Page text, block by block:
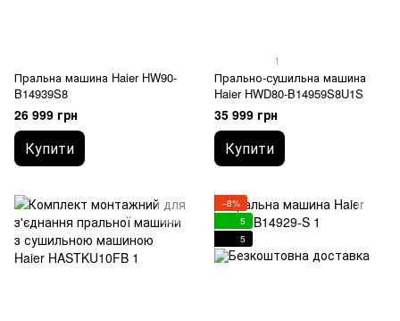
Пральна машина Haier HW90-
B14939S8
26 999 грн
Купити
1
Прально-сушильна машина
Haier HWD80-B14959S8U1S
35 999 грн
Купити
−8%
5
5